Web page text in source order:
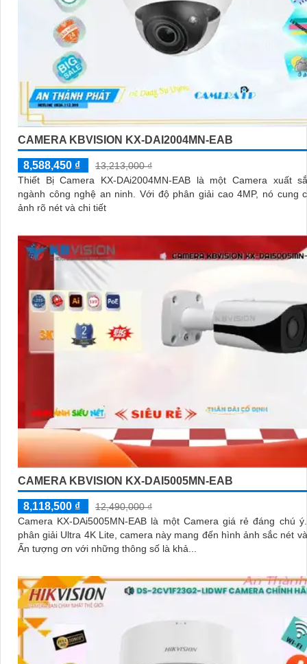
CAMERA KBVISION KX-DAI2004MN-EAB
8,588,450 ₫
13,213,000 ₫
Thiết Bị Camera KX-DAi2004MN-EAB là một Camera xuất
ngành công nghệ an ninh. Với độ phân giải cao 4MP, nó cung cấp hình
ảnh rõ nét và chi tiết
CAMERA KBVISION KX-DAI5005MN-EAB
8,118,500 ₫
12,490,000 ₫
Camera KX-DAi5005MN-EAB là một Camera giá rẻ đáng chú ý. Với
phân giải Ultra 4K Lite, camera này mang đến hình ảnh sắc nét
Ấn tượng ơn với những thông số là khả...